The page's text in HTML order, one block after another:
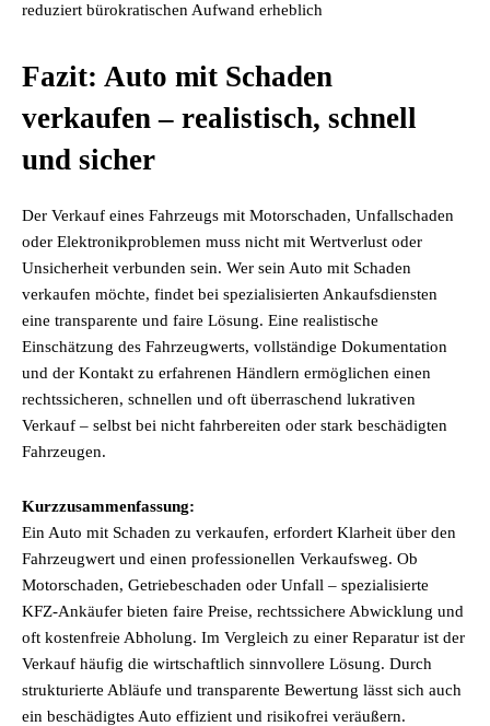
reduziert bürokratischen Aufwand erheblich
Fazit: Auto mit Schaden
verkaufen – realistisch, schnell
und sicher
Der Verkauf eines Fahrzeugs mit Motorschaden, Unfallschaden
oder Elektronikproblemen muss nicht mit Wertverlust oder
Unsicherheit verbunden sein. Wer sein Auto mit Schaden
verkaufen möchte, findet bei spezialisierten Ankaufsdiensten
eine transparente und faire Lösung. Eine realistische
Einschätzung des Fahrzeugwerts, vollständige Dokumentation
und der Kontakt zu erfahrenen Händlern ermöglichen einen
rechtssicheren, schnellen und oft überraschend lukrativen
Verkauf – selbst bei nicht fahrbereiten oder stark beschädigten
Fahrzeugen.
Kurzzusammenfassung:
Ein Auto mit Schaden zu verkaufen, erfordert Klarheit über den
Fahrzeugwert und einen professionellen Verkaufsweg. Ob
Motorschaden, Getriebeschaden oder Unfall – spezialisierte
KFZ-Ankäufer bieten faire Preise, rechtssichere Abwicklung und
oft kostenfreie Abholung. Im Vergleich zu einer Reparatur ist der
Verkauf häufig die wirtschaftlich sinnvollere Lösung. Durch
strukturierte Abläufe und transparente Bewertung lässt sich auch
ein beschädigtes Auto effizient und risikofrei veräußern.